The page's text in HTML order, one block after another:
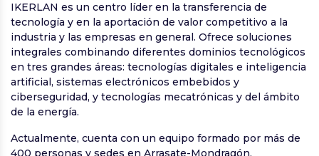
IKERLAN es un centro líder en la transferencia de
tecnología y en la aportación de valor competitivo a la
industria y las empresas en general. Ofrece soluciones
integrales combinando diferentes dominios tecnológicos
en tres grandes áreas: tecnologías digitales e inteligencia
artificial, sistemas electrónicos embebidos y
ciberseguridad, y tecnologías mecatrónicas y del ámbito
de la energía.
Actualmente, cuenta con un equipo formado por más de
400 personas y sedes en Arrasate-Mondragón,